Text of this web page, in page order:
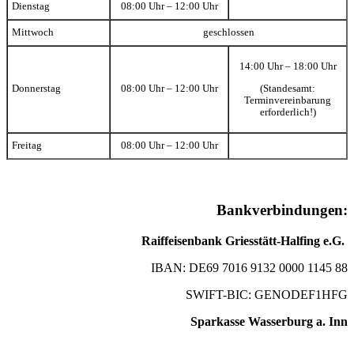
Dienstag 08:00 Uhr – 12:00 Uhr
Mittwoch geschlossen
Donnerstag 08:00 Uhr – 12:00 Uhr
14:00 Uhr – 18:00 Uhr
(Standesamt:
Terminvereinbarung
erforderlich!)
Freitag 08:00 Uhr – 12:00 Uhr
Bankverbindungen:
Raiffeisenbank Griesstätt-Halfing e.G.
IBAN: DE69 7016 9132 0000 1145 88
SWIFT-BIC: GENODEF1HFG
Sparkasse Wasserburg a. Inn